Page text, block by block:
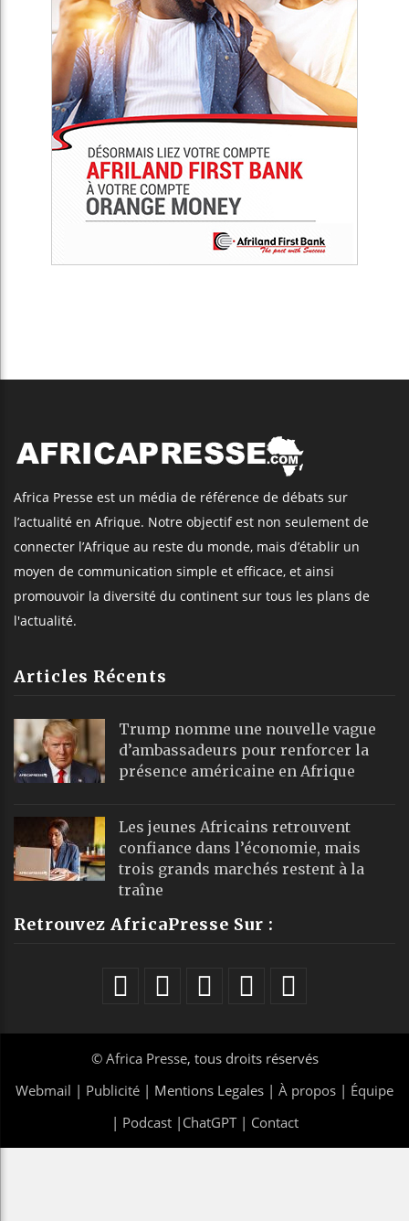
Africa Presse est un média de référence de débats sur
l’actualité en Afrique. Notre objectif est non seulement de
connecter l’Afrique au reste du monde, mais d’établir un
moyen de communication simple et efficace, et ainsi
promouvoir la diversité du continent sur tous les plans de
l'actualité.
Articles Récents
Trump nomme une nouvelle vague
d’ambassadeurs pour renforcer la
présence américaine en Afrique
Les jeunes Africains retrouvent
confiance dans l’économie, mais
trois grands marchés restent à la
traîne
Retrouvez AfricaPresse Sur :
© Africa Presse, tous droits réservés
Webmail | Publicité | Mentions Legales | À propos | Équipe
| Podcast| ChatGPT| Contact